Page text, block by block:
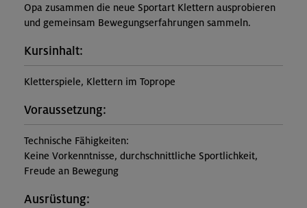
Opa zusammen die neue Sportart Klettern ausprobieren
und gemeinsam Bewegungserfahrungen sammeln.
Kursinhalt:
Kletterspiele, Klettern im Toprope
Voraussetzung:
Technische Fähigkeiten:
Keine Vorkenntnisse, durchschnittliche Sportlichkeit,
Freude an Bewegung
Ausrüstung: